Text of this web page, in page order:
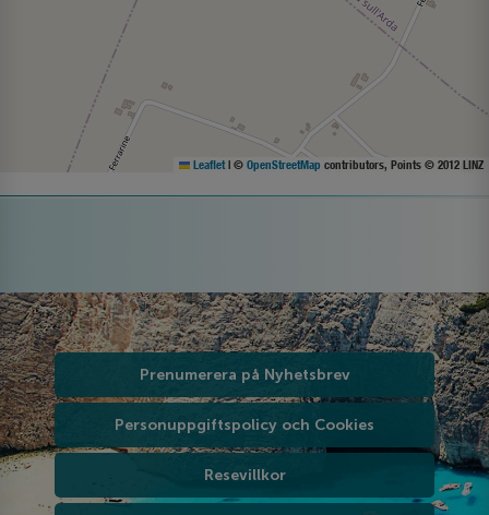
Leaflet | © OpenStreetMap contributors, Points © 2012 LINZ
Prenumerera på Nyhetsbrev
Personuppgiftspolicy och Cookies
Resevillkor